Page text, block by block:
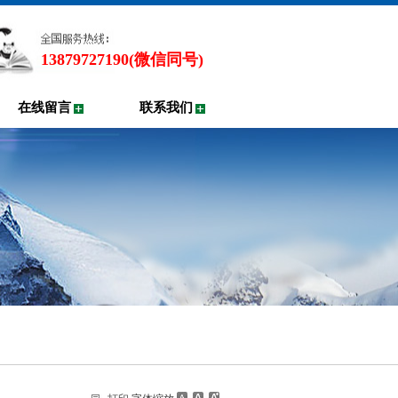
13879727190(微信同号)
在线留言 联系我们